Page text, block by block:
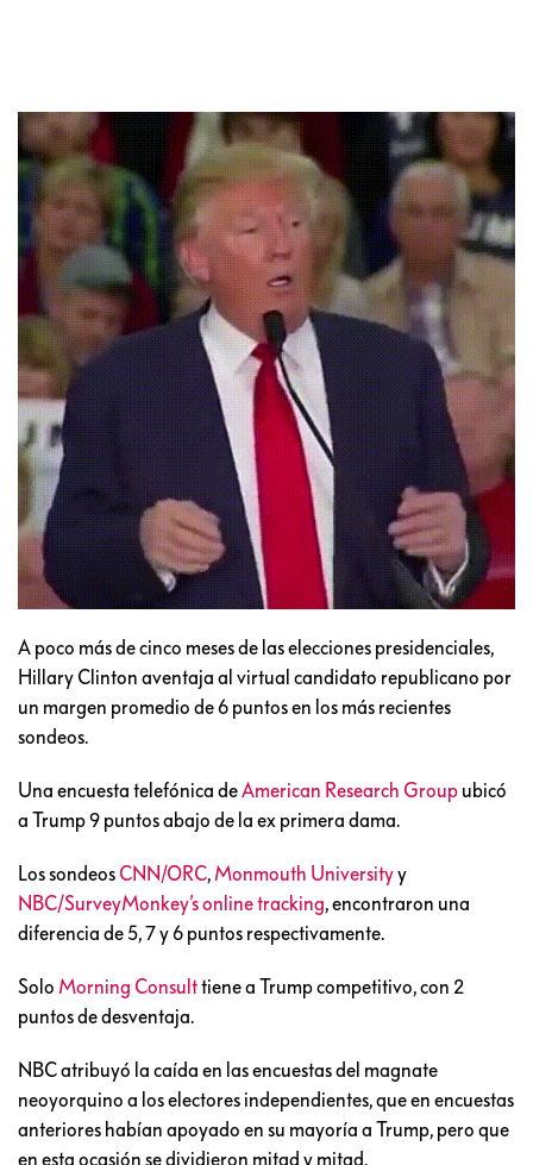
A poco más de cinco meses de las elecciones presidenciales,
Hillary Clinton aventaja al virtual candidato republicano por
un margen promedio de 6 puntos en los más recientes
sondeos.
Una encuesta telefónica deAmerican Research Group ubicó
a Trump 9 puntos abajo de la ex primera dama.
Los sondeos CNN/ORC, Monmouth Universityy
NBC/SurveyMonkey’s online tracking, encontraron una
diferencia de 5, 7 y 6 puntos respectivamente.
Solo Morning Consulttiene a Trump competitivo, con 2
puntos de desventaja.
NBC atribuyó la caída en las encuestas del magnate
neoyorquino a los electores independientes, que en encuestas
anteriores habían apoyado en su mayoría a Trump, pero que
en esta ocasión se dividieron mitad y mitad.